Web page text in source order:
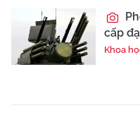
cấp
Khoa